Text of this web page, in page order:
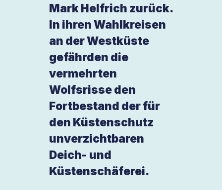
Mark Helfrich zurück.
In ihren Wahlkreisen
an der Westküste
gefährden die
vermehrten
Wolfsrisse den
Fortbestand der für
den Küstenschutz
unverzichtbaren
Deich- und
Küstenschäferei.